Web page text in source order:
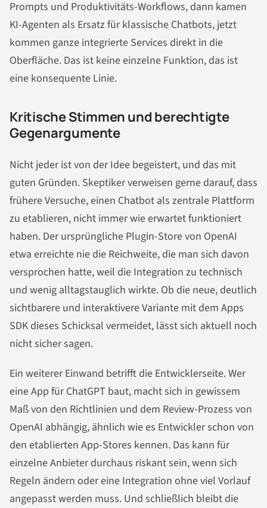
Prompts und Produktivitäts-Workflows, dann kamen
KI-Agenten als Ersatz für klassische Chatbots, jetzt
kommen ganze integrierte Services direkt in die
Oberfläche. Das ist keine einzelne Funktion, das ist
eine konsequente Linie.
Kritische Stimmen und berechtigte
Gegenargumente
Nicht jeder ist von der Idee begeistert, und das mit
guten Gründen. Skeptiker verweisen gerne darauf, dass
frühere Versuche, einen Chatbot als zentrale Plattform
zu etablieren, nicht immer wie erwartet funktioniert
haben. Der ursprüngliche Plugin-Store von OpenAI
etwa erreichte nie die Reichweite, die man sich davon
versprochen hatte, weil die Integration zu technisch
und wenig alltagstauglich wirkte. Ob die neue, deutlich
sichtbarere und interaktivere Variante mit dem Apps
SDK dieses Schicksal vermeidet, lässt sich aktuell noch
nicht sicher sagen.
Ein weiterer Einwand betrifft die Entwicklerseite. Wer
eine App für ChatGPT baut, macht sich in gewissem
Maß von den Richtlinien und dem Review-Prozess von
OpenAI abhängig, ähnlich wie es Entwickler schon von
den etablierten App-Stores kennen. Das kann für
einzelne Anbieter durchaus riskant sein, wenn sich
Regeln ändern oder eine Integration ohne viel Vorlauf
angepasst werden muss. Und schließlich bleibt die